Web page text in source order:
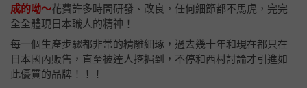
成的呦～花費許多時間研發、改良，任何細節都不馬虎，完完
全全體現日本職人的精神！
每一個生產步驟都非常的精雕細琢，過去幾十年和現在都只在
日本國內販售，直至被達人挖掘到，不停和西村討論才引進如
此優質的品牌！！！